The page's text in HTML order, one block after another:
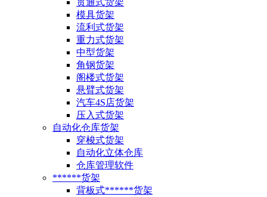
贯通式货架
模具货架
流利式货架
重力式货架
中型货架
角钢货架
阁楼式货架
悬臂式货架
汽车4S店货架
压入式货架
自动化仓库货架
穿梭式货架
自动化立体仓库
仓库管理软件
******货架
背板式******货架